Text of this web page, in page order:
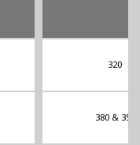
320
380 & 350